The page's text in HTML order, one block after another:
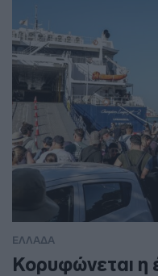
ΕΛΛΑΔΑ
Κορυφώνεται η